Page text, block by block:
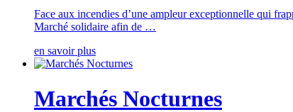
Face aux incendies d’une ampleur exceptionnelle qui
Marché solidaire afin de …
en savoir plus
Marchés Nocturnes